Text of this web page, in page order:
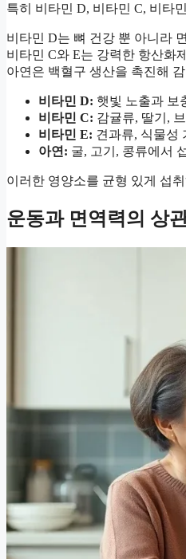
특히 비타민 D, 비타민 C, 비타
비타민 D는 뼈 건강 뿐 아니라
비타민 C와 E는 강력한 항산화
아연은 백혈구 생산을 촉진해
비타민 D: 햇빛 노출과 보
비타민 C: 감귤류, 딸기,
비타민 E: 견과류, 식물성
아연: 굴, 고기, 콩류에서
이러한 영양소를 균형 있게 섭
운동과 면역력의 상